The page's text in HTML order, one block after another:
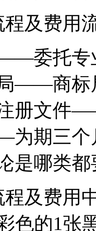
及费用
委托
——商
册文件
为期三
是哪类
及费用
色的1张